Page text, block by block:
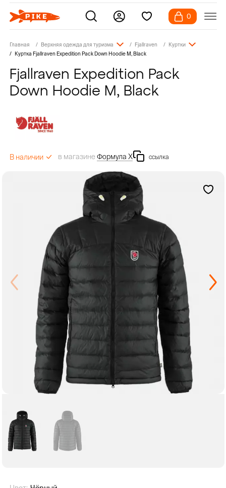
0
Главная Верхняя одежда для туризма Fjallraven
Куртки
Куртка Fjallraven Expedition Pack Down Hoodie M, Black
Fjallraven Expedition Pack
Down Hoodie M, Black
В наличии в магазинеФормула Х ссылка